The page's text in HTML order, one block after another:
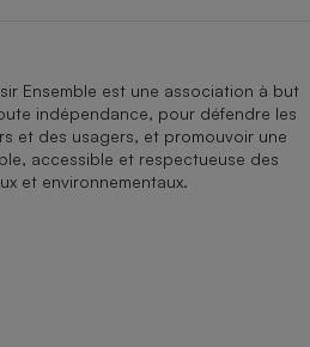
Ensemble est une association à but
indépendance, pour défendre les
et des usagers, et promouvoir une
accessible et respectueuse des
et environnementaux.